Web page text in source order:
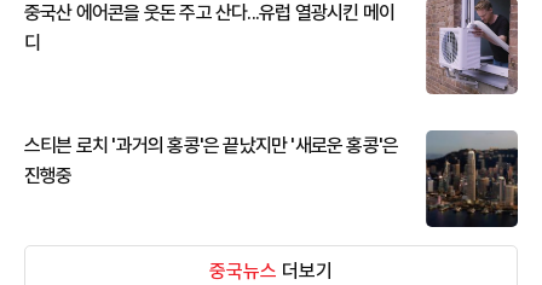
중국산 에어콘을 웃돈 주고 산다...유럽 열광시킨 메이
디
스티븐 로치 '과거의 홍콩'은 끝났지만 '새로운 홍콩'은
진행중
중국뉴스 더보기